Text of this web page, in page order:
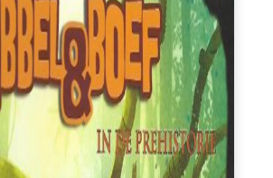
met ons privacybeleid.